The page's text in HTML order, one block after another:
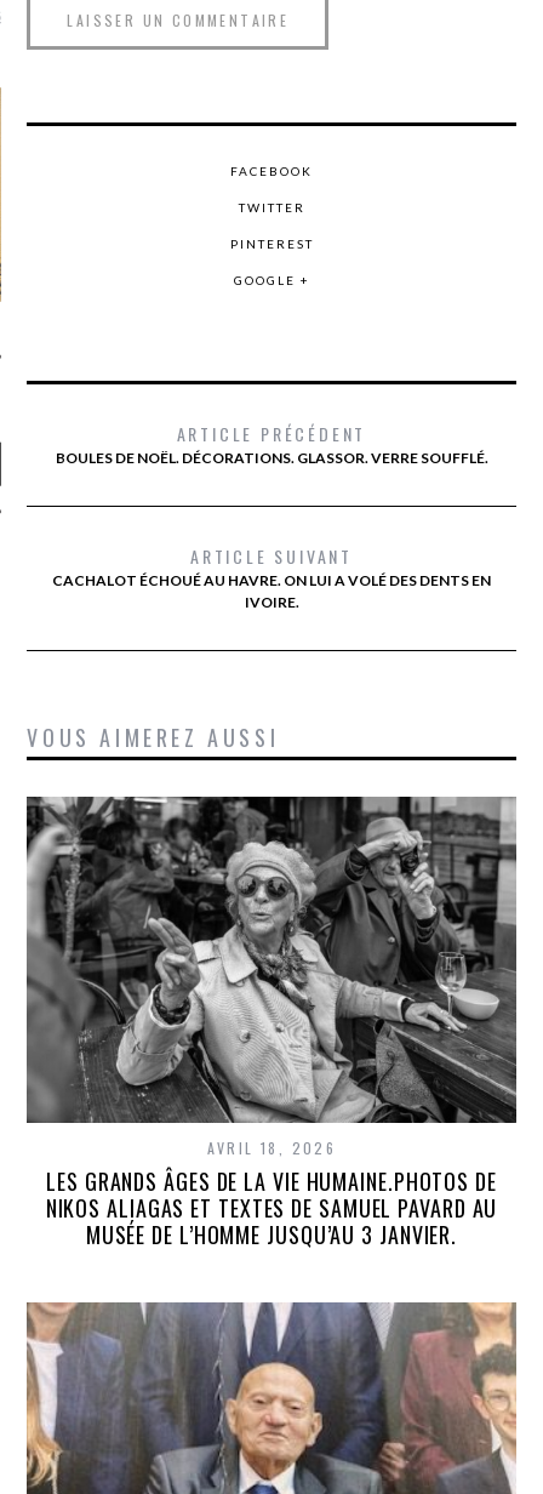
je ne parle presque que
FACEBOOK
TWITTER
PINTEREST
GOOGLE +
ARTICLE PRÉCÉDENT
BOULES DE NOËL. DÉCORATIONS. GLASSOR. VERRE SOUFFLÉ.
ARTICLE SUIVANT
CACHALOT ÉCHOUÉ AU HAVRE. ON LUI A VOLÉ DES DENTS EN
IVOIRE.
VOUS AIMEREZ AUSSI
AVRIL 18, 2026
LES GRANDS ÂGES DE LA VIE HUMAINE.PHOTOS DE
NIKOS ALIAGAS ET TEXTES DE SAMUEL PAVARD AU
MUSÉE DE L’HOMME JUSQU’AU 3 JANVIER.